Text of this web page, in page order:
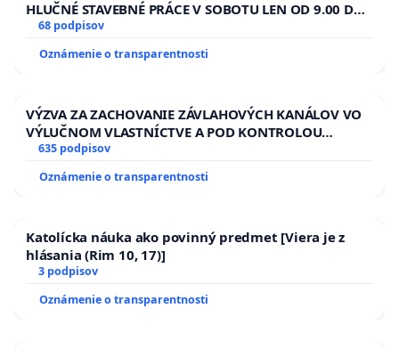
HLUČNÉ STAVEBNÉ PRÁCE V SOBOTU LEN OD 9.00 DO
13.00 HOD., CEZ PRACOVNÝ TÝŽDEŇ CIEĽ 8.00 – 18.00
ĎUMBIERSKEJ/MAGU
68 podpisov
Oznámenie o transparentnosti
VÝZVA ZA ZACHOVANIE ZÁVLAHOVÝCH KANÁLOV VO
VÝLUČNOM VLASTNÍCTVE A POD KONTROLOU
SLOVENSKEJ REPUBLIKY & žiadosť na riešenie
kanálov na Slovensku
635 podpisov
Oznámenie o transparentnosti
Katolícka náuka ako povinný predmet [Viera je z
hlásania (Rim 10, 17)]
3 podpisov
Oznámenie o transparentnosti